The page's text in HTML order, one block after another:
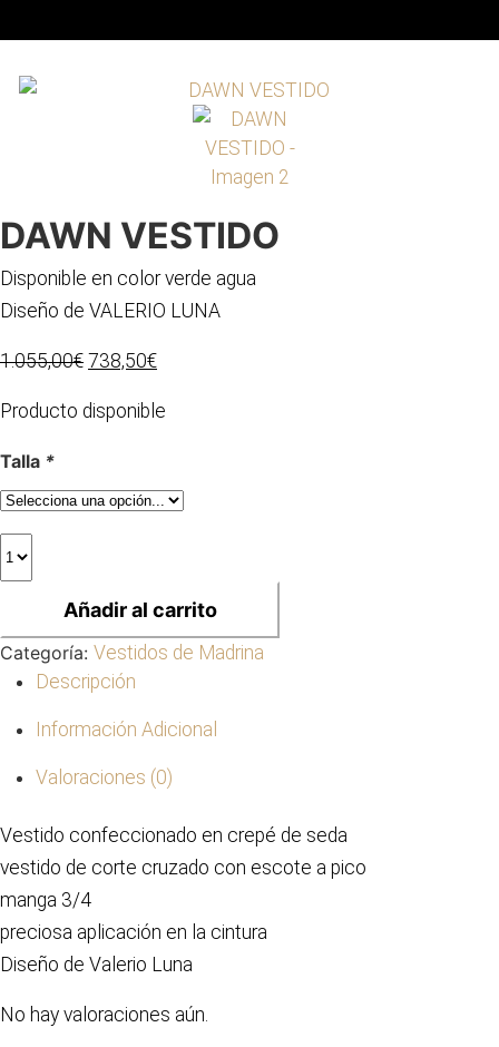
al
DAWN VESTIDO
Disponible en color verde agua
Diseño de VALERIO LUNA
1.055,00€ El
original
1.055,00€.
738,50€El
actual
738,50€.
Producto disponible
Talla *
Añadir al carrito
Categoría: Vestidos de Madrina
Descripción
Información Adicional
Valoraciones (0)
Vestido confeccionado en crepé de seda
vestido de corte cruzado con escote a pico
manga 3/4
preciosa aplicación en la cintura
Diseño de Valerio Luna
No hay valoraciones aún.